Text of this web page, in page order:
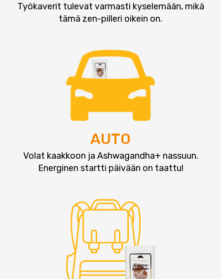
Työkaverit tulevat varmasti kyselemään, mikä
tämä zen-pilleri oikein on.
AUTO
Volat kaakkoon ja Ashwagandha+ nassuun.
Energinen startti päivään on taattu!